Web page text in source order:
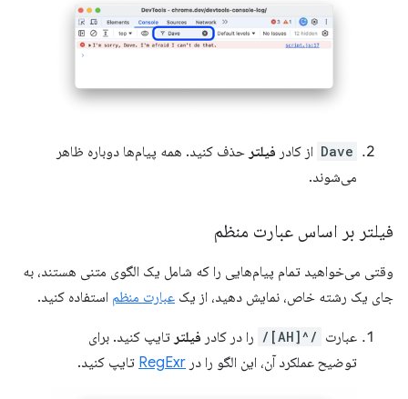
Dave از کادر فیلتر حذف کنید. همه پیام‌ها دوباره ظاهر
می‌شوند.
فیلتر بر اساس عبارت منظم
وقتی می‌خواهید تمام پیام‌هایی را که شامل یک الگوی متنی هستند، به
جای یک رشته خاص، نمایش دهید، از یک عبارت منظم استفاده کنید.
عبارت /^[AH]/ را در کادر فیلتر تایپ کنید. برای
توضیح عملکرد آن، این الگو را در RegExr تایپ کنید.